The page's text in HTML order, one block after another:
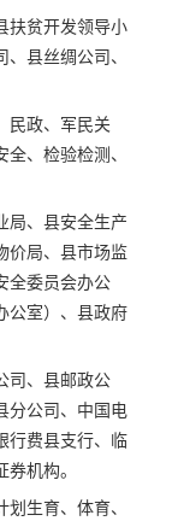
扶贫开发领导小
县丝绸公司、
民政、军民关
、检验检测、
局、县安全生产
价局、县市场监
全委员会办公
公室）、县政府
司、县邮政公
分公司、中国电
行费县支行、临
机构。
生育、体育、